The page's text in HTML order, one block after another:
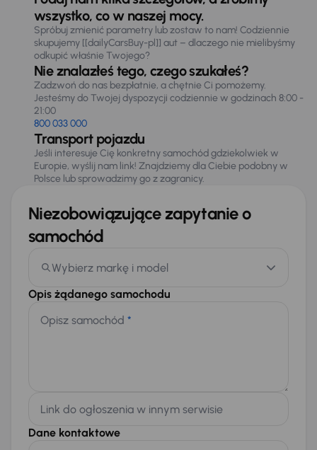
wszystko, co w naszej mocy.
Spróbuj zmienić parametry lub zostaw to nam! Codziennie
skupujemy [[dailyCarsBuy-pl]] aut – dlaczego nie mielibyśmy
odkupić właśnie Twojego?
Nie znalazłeś tego, czego szukałeś?
Zadzwoń do nas bezpłatnie, a chętnie Ci pomożemy.
Jesteśmy do Twojej dyspozycji codziennie w godzinach 8:00 -
21:00
800 033 000
Transport pojazdu
Jeśli interesuje Cię konkretny samochód gdziekolwiek w
Europie, wyślij nam link! Znajdziemy dla Ciebie podobny w
Polsce lub sprowadzimy go z zagranicy.
Niezobowiązujące zapytanie o
samochód
Wybierz markę i model
Opis żądanego samochodu
Opisz samochód *
Link do ogłoszenia w innym serwisie
Dane kontaktowe